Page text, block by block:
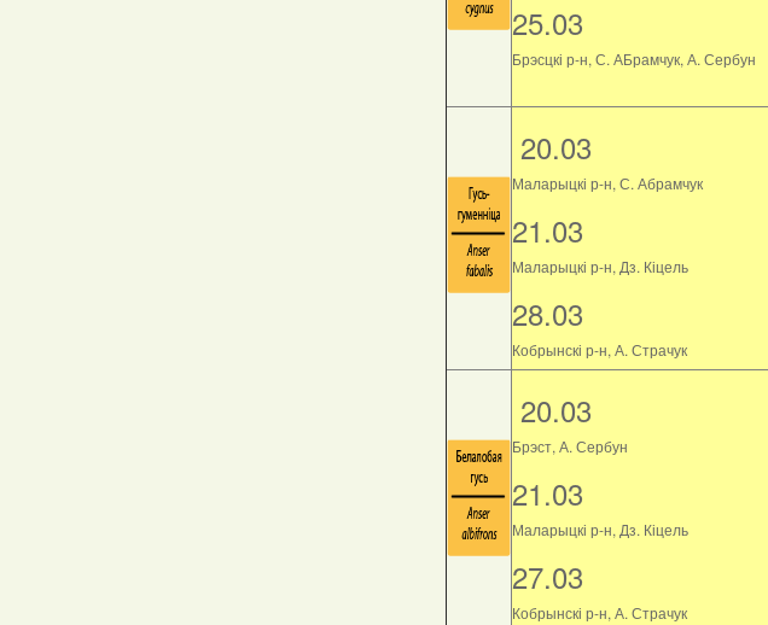
25.03
Брэсцкі р-н, С. АБрамчук, А. Сербун
20.03
Маларыцкі р-н, С. Абрамчук
21.03
Маларыцкі р-н, Дз. Кіцель
28.03
Кобрынскі р-н, А. Страчук
20.03
Брэст, А. Сербун
21.03
Маларыцкі р-н, Дз. Кіцель
27.03
Кобрынскі р-н, А. Страчук